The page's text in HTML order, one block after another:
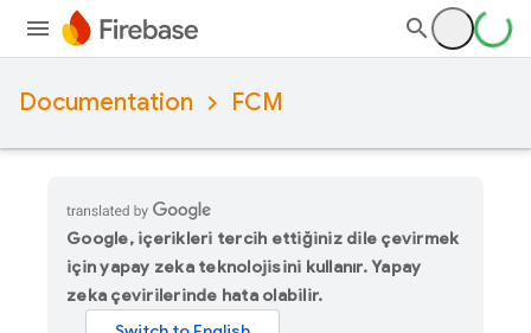
Documentation FCM
Google, içerikleri tercih ettiğiniz dile çevirmek
için yapay zeka teknolojisini kullanır. Yapay
zeka çevirilerinde hata olabilir.